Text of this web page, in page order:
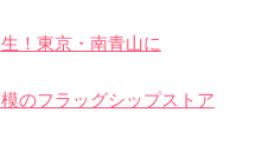
！東京・南青山に
のフラッグシップストア